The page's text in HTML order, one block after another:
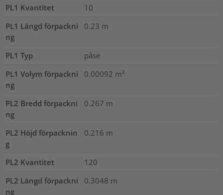
PL1 Kvantitet
10
PL1 Längd förpackni
ng
0.23 m
PL1 Typ
påse
PL1 Volym förpackni
ng
0.00092 m³
PL2 Bredd förpackni
ng
0.267 m
PL2 Höjd förpacknin
g
0.216 m
PL2 Kvantitet
120
PL2 Längd förpackni
ng
0.3048 m